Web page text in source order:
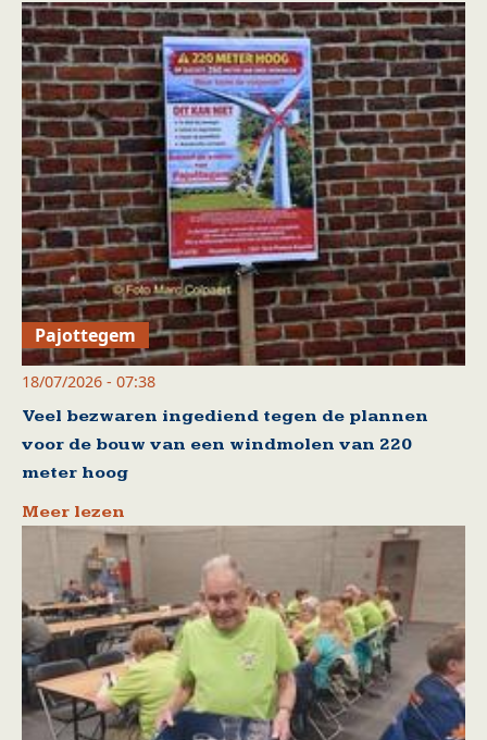
Pajottegem
18/07/2026 - 07:38
Veel bezwaren ingediend tegen de plannen
voor de bouw van een windmolen van 220
meter hoog
Meer lezen